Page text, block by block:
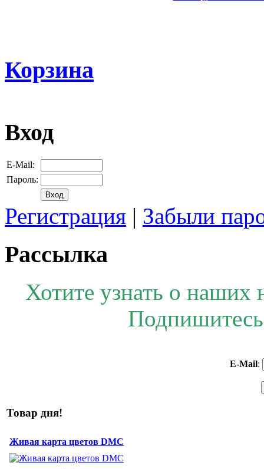
Корзина
Вход
E-Mail:
Пароль:
Регистрация | Забыли
Рассылка
Хотите узнать о наших
E-Mail:
Товар дня!
Живая карта цветов DMC